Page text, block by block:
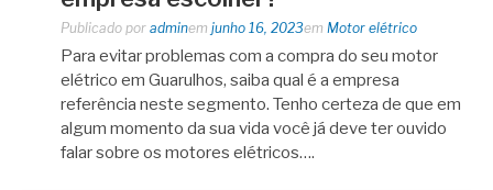
Publicado por adminem junho 16, 2023em Motor elétrico
Para evitar problemas com a compra do seu motor
elétrico em Guarulhos, saiba qual é a empresa
referência neste segmento. Tenho certeza de que em
algum momento da sua vida você já deve ter ouvido
falar sobre os motores elétricos….